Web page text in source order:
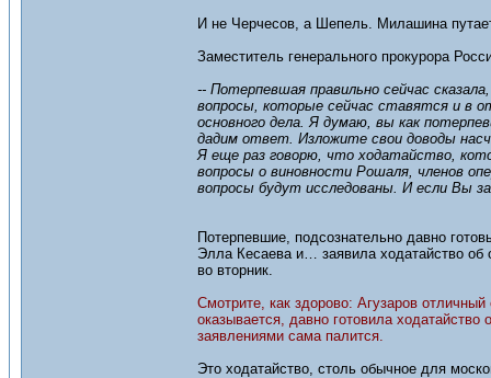
И не Черчесов, а Шепель. Милашина
Заместитель генерального прокурора
-- Потерпевшая правильно сейчас
вопросы, которые сейчас ставятся и в
основного дела. Я думаю, вы как
дадим ответ. Изложите свои доводы
Я еще раз говорю, что ходатайство,
вопросы о виновности Рошаля, членов
вопросы будут исследованы. И если Вы
Потерпевшие, подсознательно давно
Элла Кесаева и… заявила ходатайство об
во вторник.
Смотрите, как здорово: Агузаров
оказывается, давно готовила
заявлениями сама палится.
Это ходатайство, столь обычное для